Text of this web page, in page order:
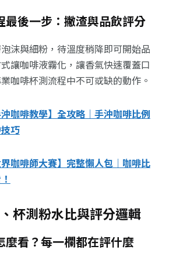
最後一步：撇渣與品飲評分
沫與細粉，待溫度稍降即可開始品
讓咖啡液霧化，讓香氣快速覆蓋口
咖啡杯測流程中不可或缺的動作。
沖咖啡教學】全攻略｜手沖咖啡比例
巧
界咖啡師大賽】完整懶人包｜咖啡比
杯測粉水比與評分邏輯
麼看？每一欄都在評什麼